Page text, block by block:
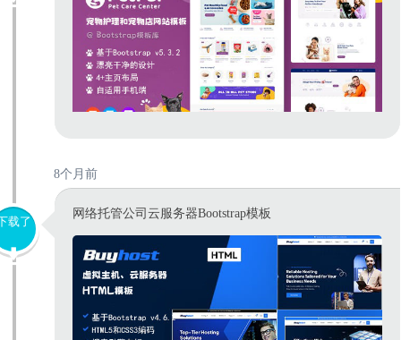
8个月前
载了
网络托管公司云服务器Bootstrap模板